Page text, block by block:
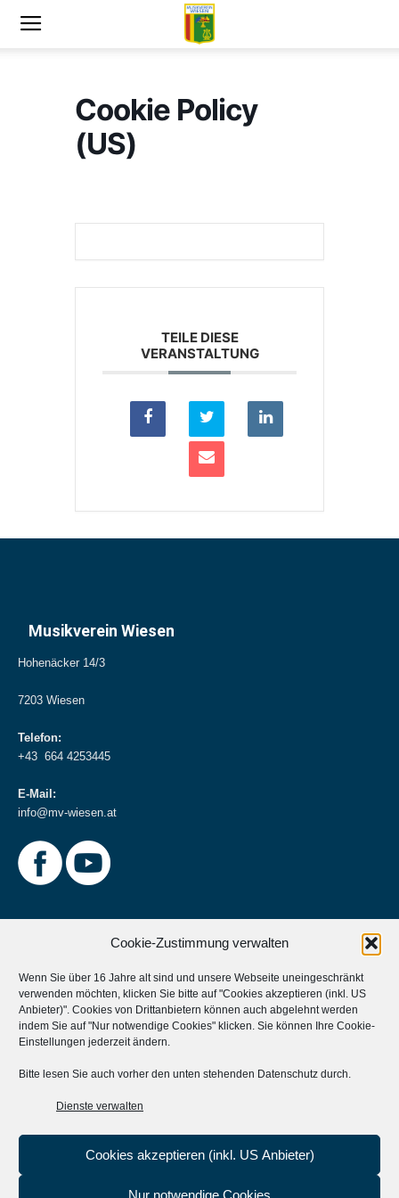
Cookie-Zustimmung verwalten
Wenn Sie über 16 Jahre alt sind und unsere Webseite uneingeschränkt
verwenden möchten, klicken Sie bitte auf "Cookies akzeptieren (inkl. US
Anbieter)". Cookies von Drittanbietern können auch abgelehnt werden
indem Sie auf "Nur notwendige Cookies" klicken. Sie können Ihre Cookie-
Einstellungen jederzeit ändern.
Bitte lesen Sie auch vorher den unten stehenden Datenschutz durch.
Dienste verwalten
Cookies akzeptieren (inkl. US Anbieter)
Nur notwendige Cookies
Cookie Policy
(US)
TEILE DIESE
VERANSTALTUNG
Musikverein Wiesen
Hohenäcker 14/3
7203 Wiesen
Telefon:
+43 664 4253445
E-Mail:
info@mv-wiesen.at
Weitere Informationen
Musikverein Unterstützen?